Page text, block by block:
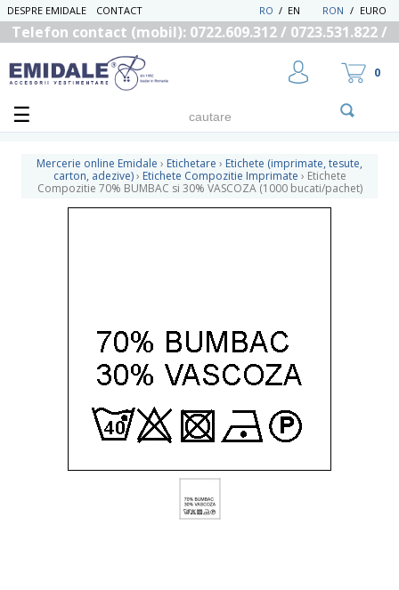
DESPRE EMIDALE CONTACT RON / EURO
EN
/
RO
Telefon contact (mobil): 0722.609.312 / 0723.531.822 /
UTILIZATOR NOU
0
Mercerie online Emidale › Etichetare › Etichete (imprimate, tesute,
carton, adezive) › Etichete Compozitie Imprimate › Etichete
Compozitie 70% BUMBAC si 30% VASCOZA (1000 bucati/pachet)